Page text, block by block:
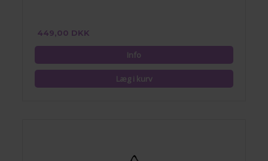
449,00 DKK